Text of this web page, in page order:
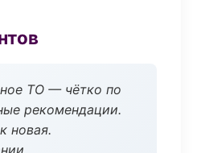
ТО — чётко по
рекомендации.
новая.